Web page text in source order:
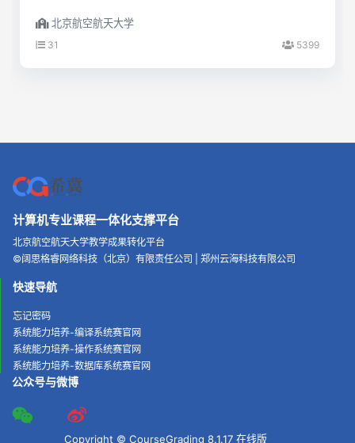
北京航空航天大学
31 5399
计算机专业课程一体化支撑平台
北京航空航天大学教学成果转化平台
©阔思格睿网络科技（北京）有限责任公司 郑州云海科技有限公司
快速导航
忘记密码
系统能力培养-编译系统赛官网
系统能力培养-操作系统赛官网
系统能力培养-数据库系统赛官网
公众号与微博
Copyright © CourseGrading 8.1.17 在线版